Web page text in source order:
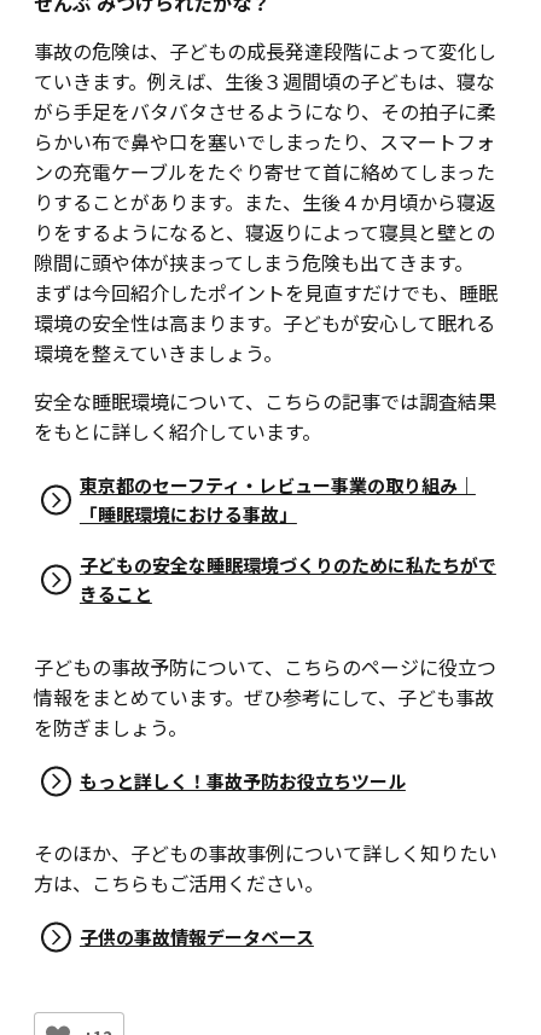
事故の危険は、子どもの成長発達段階によって変化し
ていきます。例えば、生後３週間頃の子どもは、寝な
がら手足をバタバタさせるようになり、その拍子に柔
らかい布で鼻や口を塞いでしまったり、スマートフォ
ンの充電ケーブルをたぐり寄せて首に絡めてしまった
りすることがあります。また、生後４か月頃から寝返
りをするようになると、寝返りによって寝具と壁との
隙間に頭や体が挟まってしまう危険も出てきます。
まずは今回紹介したポイントを見直すだけでも、睡眠
環境の安全性は高まります。子どもが安心して眠れる
環境を整えていきましょう。
安全な睡眠環境について、こちらの記事では調査結果
をもとに詳しく紹介しています。
東京都のセーフティ・レビュー事業の取り組み｜
「睡眠環境における事故」
子どもの安全な睡眠環境づくりのために私たちがで
きること
子どもの事故予防について、こちらのページに役立つ
情報をまとめています。ぜひ参考にして、子ども事故
を防ぎましょう。
もっと詳しく！事故予防お役立ちツール
そのほか、子どもの事故事例について詳しく知りたい
方は、こちらもご活用ください。
子供の事故情報データベース